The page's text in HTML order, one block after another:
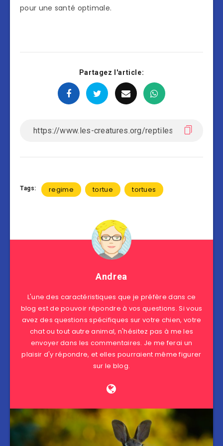
pour une santé optimale.
Partagez l'article:
Tags: regime tortue tortues
Andrea
L'une des caractéristiques que je préfère dans ce
blog est de pouvoir répondre à vos questions. Si vous
avez des questions spécifiques sur votre chien, votre
chat ou tout autre animal, n'hésitez pas à me les
envoyer dans les commentaires. Je me ferai un
plaisir d'y répondre, et elles pourraient même figurer
sur le blog.